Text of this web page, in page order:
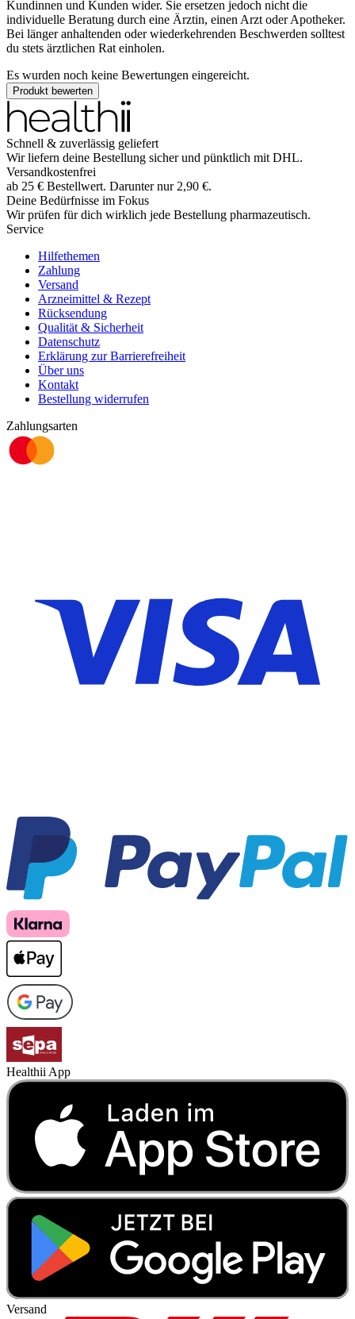
Kundinnen und Kunden wider. Sie ersetzen jedoch nicht die
individuelle Beratung durch eine Ärztin, einen Arzt oder Apotheker.
Bei länger anhaltenden oder wiederkehrenden Beschwerden solltest
du stets ärztlichen Rat einholen.
Es wurden noch keine Bewertungen eingereicht.
Produkt bewerten
Schnell & zuverlässig geliefert
Wir liefern deine Bestellung sicher und pünktlich mit DHL.
Versandkostenfrei
ab 25 € Bestellwert. Darunter nur 2,90 €.
Deine Bedürfnisse im Fokus
Wir prüfen für dich wirklich jede Bestellung pharmazeutisch.
Service
Hilfethemen
Zahlung
Versand
Arzneimittel & Rezept
Rücksendung
Qualität & Sicherheit
Datenschutz
Erklärung zur Barrierefreiheit
Über uns
Kontakt
Bestellung widerrufen
Zahlungsarten
Healthii App
Versand